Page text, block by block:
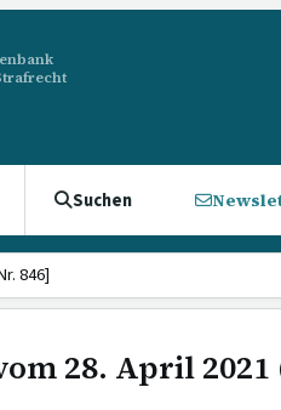
Suchen
846]
28. April 2021